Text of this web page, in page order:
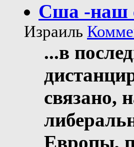
Сша -наш
Израиль
...в
связано,
Европы,